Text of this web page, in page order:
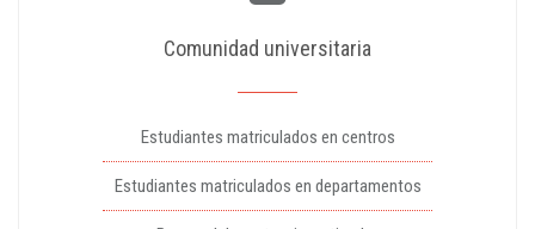
Comunidad universitaria
Estudiantes matriculados en centros
Estudiantes matriculados en departamentos